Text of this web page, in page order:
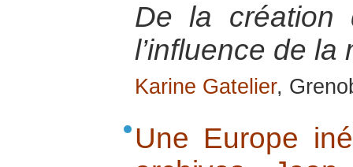
De la création
l’influence de la
Karine Gatelier,
Une Europe